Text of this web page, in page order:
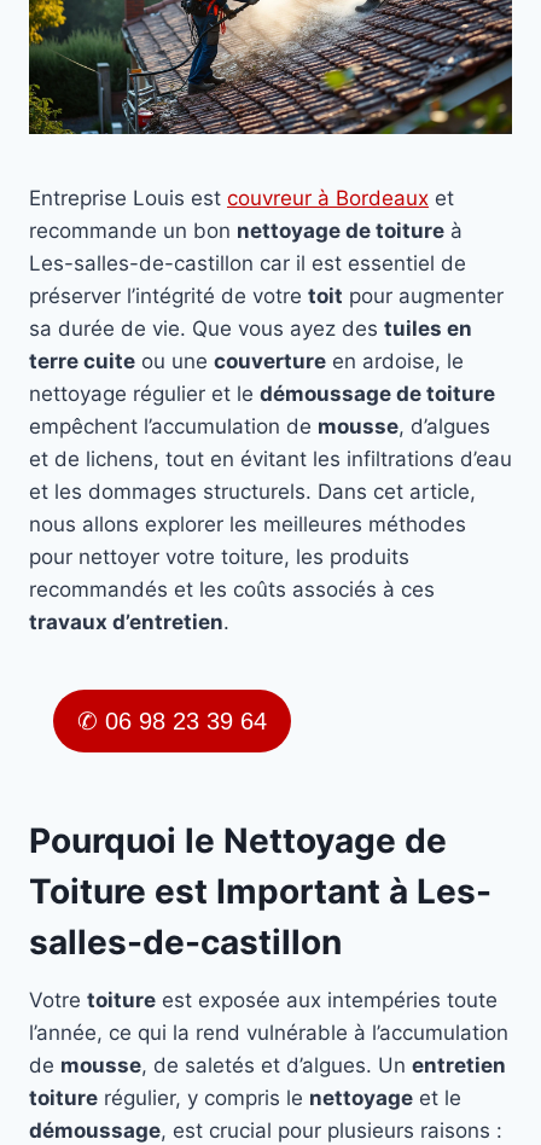
Entreprise Louis est couvreur à Bordeaux et
recommande un bon nettoyage de toiture à
Les-salles-de-castillon car il est essentiel de
préserver l’intégrité de votre toit pour augmenter
sa durée de vie. Que vous ayez des tuiles en
terre cuite ou une couverture en ardoise, le
nettoyage régulier et le démoussage de toiture
empêchent l’accumulation de mousse, d’algues
et de lichens, tout en évitant les infiltrations d’eau
et les dommages structurels. Dans cet article,
nous allons explorer les meilleures méthodes
pour nettoyer votre toiture, les produits
recommandés et les coûts associés à ces
travaux d’entretien.
✆ 06 98 23 39 64
Pourquoi le Nettoyage de
Toiture est Important à Les-
salles-de-castillon
Votre toiture est exposée aux intempéries toute
l’année, ce qui la rend vulnérable à l’accumulation
de mousse, de saletés et d’algues. Un entretien
toiture régulier, y compris le nettoyage et le
démoussage, est crucial pour plusieurs raisons :